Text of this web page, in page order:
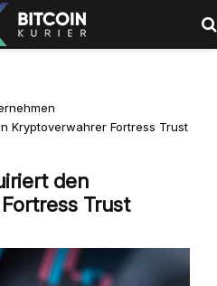
Kryptoverwahrer Fortress Trust
den
Trust